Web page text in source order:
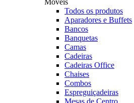
Móveis
Todos os produtos
Aparadores e Buffets
Bancos
Banquetas
Camas
Cadeiras
Cadeiras Office
Chaises
Combos
Espreguiçadeiras
Mesas de Centro